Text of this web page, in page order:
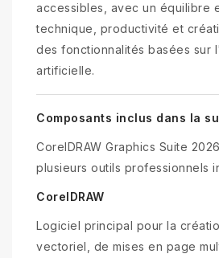
accessibles, avec un équilibre
technique, productivité et
des fonctionnalités basées sur
artificielle.
Composants inclus dans la
CorelDRAW Graphics Suite
plusieurs outils professionnels
CorelDRAW
Logiciel principal pour la
vectoriel, de mises en page